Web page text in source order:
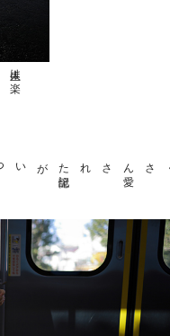
人生は
楽
が
いつか
力
になるように
。